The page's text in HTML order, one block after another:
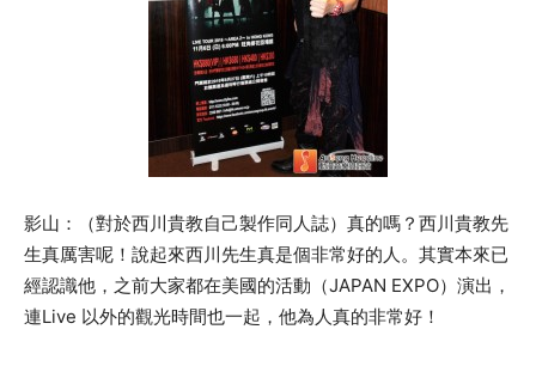
影山：（對於西川貴教自己製作同人誌）真的嗎？西川貴教先
生真厲害呢！說起來西川先生真是個非常好的人。其實本來已
經認識他，之前大家都在美國的活動（JAPAN EXPO）演出，
連Live 以外的觀光時間也一起，他為人真的非常好！